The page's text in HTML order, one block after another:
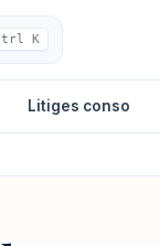
K
Litiges conso